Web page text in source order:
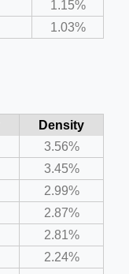
1.15%
1.03%
Density
3.56%
3.45%
2.99%
2.87%
2.81%
2.24%